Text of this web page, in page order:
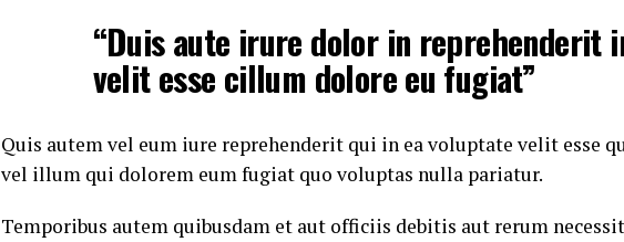
“Duis aute irure dolor in reprehenderit
velit esse cillum dolore eu fugiat”
Quis autem vel eum iure reprehenderit qui in ea voluptate velit esse
vel illum qui dolorem eum fugiat quo voluptas nulla pariatur.
Temporibus autem quibusdam et aut officiis debitis aut rerum